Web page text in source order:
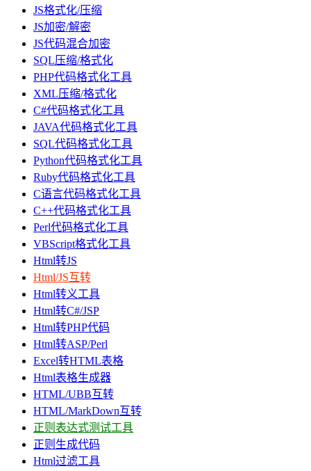
JS格式化/压缩
JS加密/解密
JS代码混合加密
SQL压缩/格式化
PHP代码格式化工具
XML压缩/格式化
C#代码格式化工具
JAVA代码格式化工具
SQL代码格式化工具
Python代码格式化工具
Ruby代码格式化工具
C语言代码格式化工具
C++代码格式化工具
Perl代码格式化工具
VBScript格式化工具
Html转JS
Html/JS互转
Html转义工具
Html转C#/JSP
Html转PHP代码
Html转ASP/Perl
Excel转HTML表格
Html表格生成器
HTML/UBB互转
HTML/MarkDown互转
正则表达式测试工具
正则生成代码
Html过滤工具